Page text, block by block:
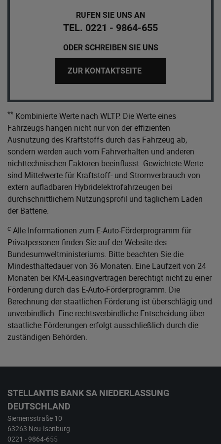
RUFEN SIE UNS AN
TEL. 0221 - 9864-655
ODER SCHREIBEN SIE UNS
ZUR KONTAKTSEITE
** Kombinierte Werte nach WLTP. Die Werte eines
Fahrzeugs hängen nicht nur von der effizienten
Ausnutzung des Kraftstoffs durch das Fahrzeug ab,
sondern werden auch vom Fahrverhalten und anderen
nichttechnischen Faktoren beeinflusst. Gewichtete Werte
sind Mittelwerte für Kraftstoff- und Stromverbrauch von
extern aufladbaren Hybridelektrofahrzeugen bei
durchschnittlichem Nutzungsprofil und täglichem Laden
der Batterie.
c Alle Informationen zum E-Auto-Förderprogramm für
Privatpersonen finden Sie auf der Website des
Bundesumweltministeriums. Bitte beachten Sie die
Mindesthaltedauer von 36 Monaten. Eine Laufzeit von 24
Monaten bei KM-Leasingverträgen berechtigt nicht zu einer
Förderung durch das E-Auto-Förderprogramm. Die
Berechnung der staatlichen Förderung ist überschlägig und
unverbindlich. Eine rechtsverbindliche Entscheidung über
staatliche Förderungen erfolgt ausschließlich durch die
zuständigen Behörden.
STELLANTIS BANK SA NIEDERLASSUNG
DEUTSCHLAND
Siemensstraße 10
63263 Neu-Isenburg
0221 - 9864-655